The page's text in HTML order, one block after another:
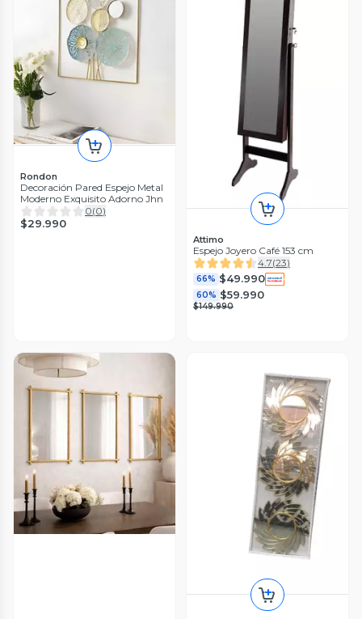
Rondon
Decoración Pared Espejo Metal
Moderno Exquisito Adorno Jhn
0(0)
$29.990
Attimo
Espejo Joyero Café 153 cm
4.7(23)
66% $49.990
60% $59.990
$149.990